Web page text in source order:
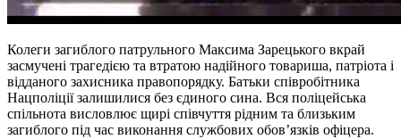
Колеги загиблого патрульного Максима Зарецького вкрай
засмученi трагедiєю та втратою надiйного товариша, патрiота i
вiдданого захисника правопорядку. Батьки спiвробiтника
Нацполiцiї залишилися без єдиного сина. Вся полiцейська
спiльнота висловлює щирi спiвчуття рiдним та близьким
загиблого пiд час виконання службових обов’язкiв офiцера.